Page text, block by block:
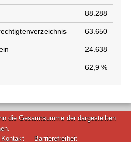
88.288
63.650
24.638
62,9 %
die Gesamtsumme der dargestellten
Kontakt Barrierefreiheit